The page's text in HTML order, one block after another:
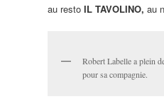
au resto IL TAVOLINO, au
Robert Labelle a plein
pour sa compagnie.